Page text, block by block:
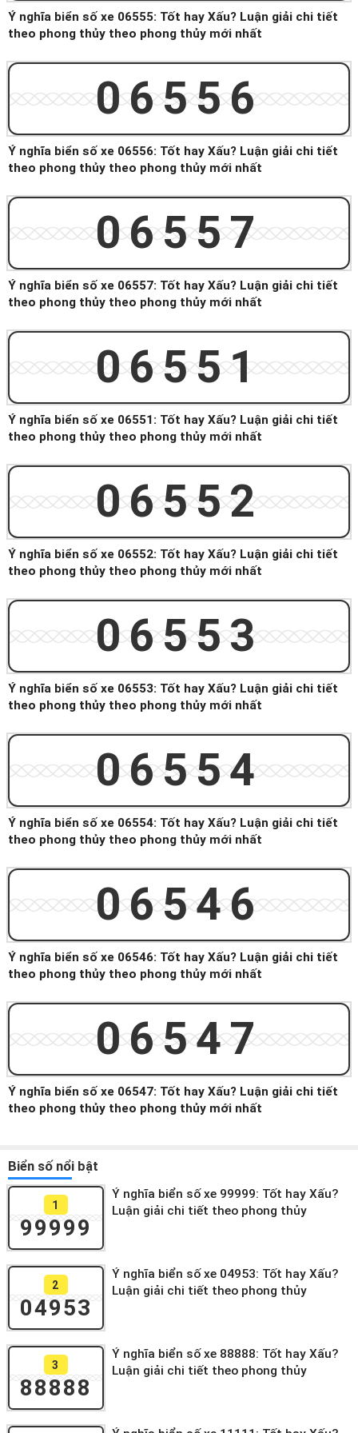
Ý nghĩa biển số xe 06555: Tốt hay Xấu? Luận giải chi tiết
theo phong thủy theo phong thủy mới nhất
06556
Ý nghĩa biển số xe 06556: Tốt hay Xấu? Luận giải chi tiết
theo phong thủy theo phong thủy mới nhất
06557
Ý nghĩa biển số xe 06557: Tốt hay Xấu? Luận giải chi tiết
theo phong thủy theo phong thủy mới nhất
06551
Ý nghĩa biển số xe 06551: Tốt hay Xấu? Luận giải chi tiết
theo phong thủy theo phong thủy mới nhất
06552
Ý nghĩa biển số xe 06552: Tốt hay Xấu? Luận giải chi tiết
theo phong thủy theo phong thủy mới nhất
06553
Ý nghĩa biển số xe 06553: Tốt hay Xấu? Luận giải chi tiết
theo phong thủy theo phong thủy mới nhất
06554
Ý nghĩa biển số xe 06554: Tốt hay Xấu? Luận giải chi tiết
theo phong thủy theo phong thủy mới nhất
06546
Ý nghĩa biển số xe 06546: Tốt hay Xấu? Luận giải chi tiết
theo phong thủy theo phong thủy mới nhất
06547
Ý nghĩa biển số xe 06547: Tốt hay Xấu? Luận giải chi tiết
theo phong thủy theo phong thủy mới nhất
Biển số nổi bật
1
99999
Ý nghĩa biển số xe 99999: Tốt hay Xấu?
Luận giải chi tiết theo phong thủy
2
04953
Ý nghĩa biển số xe 04953: Tốt hay Xấu?
Luận giải chi tiết theo phong thủy
3
88888
Ý nghĩa biển số xe 88888: Tốt hay Xấu?
Luận giải chi tiết theo phong thủy